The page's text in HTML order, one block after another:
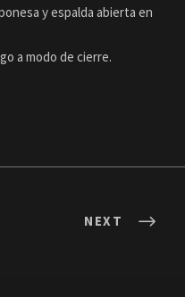
y espalda abierta en
a modo de cierre.
NEXT